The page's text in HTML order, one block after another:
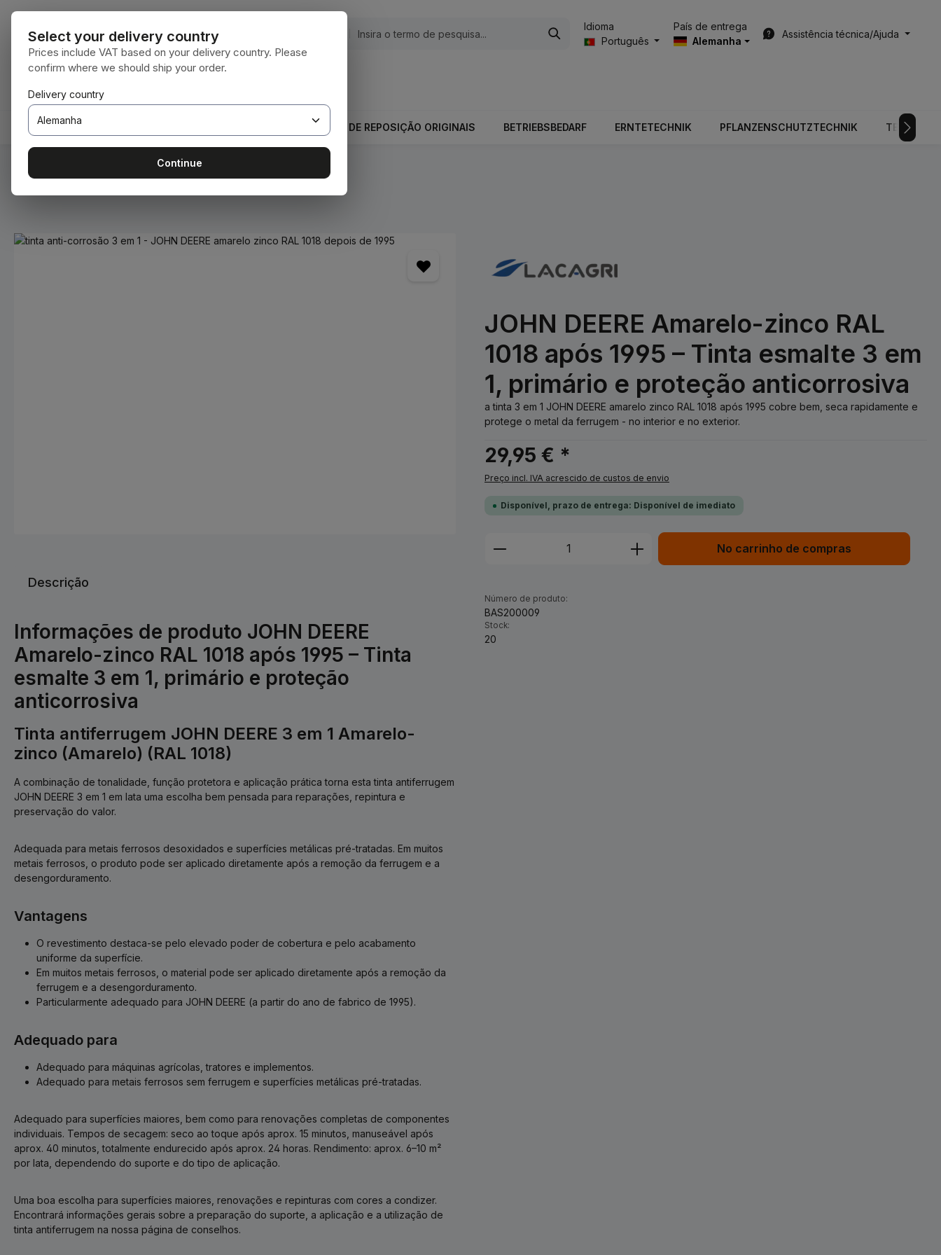
o conteúdo principal
Saltar para a pesquisa
Saltar para a navegação principal
Idioma
Português
País de entrega
Alemanha
Assistência técnica/Ajuda
HOME PEÇAS DE REPOSIÇÃO ORIGINAIS BETRIEBSBEDARF ERNTETECHNIK PFLANZENSCHUTZTECHNIK
Você está aqui:
Ignorar galeria de imagens
JOHN DEERE Amarelo-zinco RAL
1018 após 1995 – Tinta esmalte 3 em
1, primário e proteção anticorrosiva
a tinta 3 em 1 JOHN DEERE amarelo zinco RAL 1018 após 1995 cobre bem, seca rapidamente e
protege o metal da ferrugem - no interior e no exterior.
29,95 € *
Preço incl. IVA acrescido de custos de envio
Disponível, prazo de entrega: Disponível de imediato
Quantidade do Produto: Insira a quantidade desejada
No carrinho de compras
Número de produto:
BAS200009
Stock:
20
Descrição
Informações de produto JOHN DEERE
Amarelo-zinco RAL 1018 após 1995 – Tinta
esmalte 3 em 1, primário e proteção
anticorrosiva
Tinta antiferrugem JOHN DEERE 3 em 1 Amarelo-
zinco (Amarelo) (RAL 1018)
A combinação de tonalidade, função protetora e aplicação prática torna esta tinta antiferrugem
JOHN DEERE 3 em 1 em lata uma escolha bem pensada para reparações, repintura e
preservação do valor.
Adequada para metais ferrosos desoxidados e superfícies metálicas pré-tratadas. Em muitos
metais ferrosos, o produto pode ser aplicado diretamente após a remoção da ferrugem e a
desengorduramento.
Vantagens
O revestimento destaca-se pelo elevado poder de cobertura e pelo acabamento
uniforme da superfície.
Em muitos metais ferrosos, o material pode ser aplicado diretamente após a remoção da
ferrugem e a desengorduramento.
Particularmente adequado para JOHN DEERE (a partir do ano de fabrico de 1995).
Adequado para
Adequado para máquinas agrícolas, tratores e implementos.
Adequado para metais ferrosos sem ferrugem e superfícies metálicas pré-tratadas.
Adequado para superfícies maiores, bem como para renovações completas de componentes
individuais. Tempos de secagem: seco ao toque após aprox. 15 minutos, manuseável após
aprox. 40 minutos, totalmente endurecido após aprox. 24 horas. Rendimento: aprox. 6–10 m²
por lata, dependendo do suporte e do tipo de aplicação.
Uma boa escolha para superfícies maiores, renovações e repinturas com cores a condizer.
Encontrará informações gerais sobre a preparação do suporte, a aplicação e a utilização de
tinta antiferrugem na nossa página de conselhos.
Select your delivery country
Prices include VAT based on your delivery country. Please
confirm where we should ship your order.
Delivery country
Continue